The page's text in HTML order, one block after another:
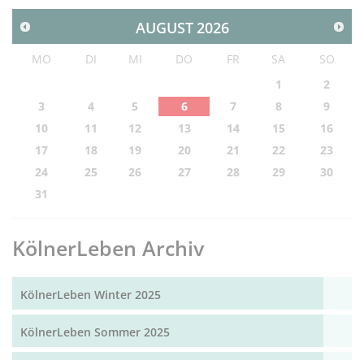
AUGUST 2026
MO DI MI DO FR SA
SO
1
2
3
4 5 6 7 8
9
10
11 12 13 14 15
16
17
18 19 20 21 22
23
24
25 26 27 28 29
30
31
KölnerLeben Archiv
KölnerLeben Winter 2025
KölnerLeben Sommer 2025